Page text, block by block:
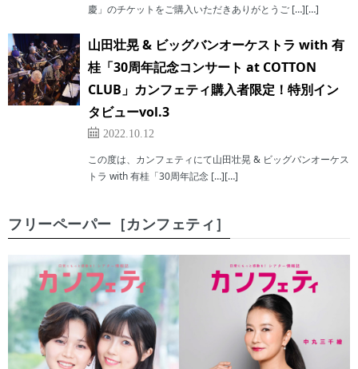
慶」のチケットをご購入いただきありがとうご […][…]
山田壮晃 & ビッグバンオーケストラ with 有
桂「30周年記念コンサート at COTTON
CLUB」カンフェティ購入者限定！特別イン
タビューvol.3
2022.10.12
この度は、カンフェティにて山田壮晃 & ビッグバンオーケス
トラ with 有桂「30周年記念 […][…]
フリーペーパー［カンフェティ］